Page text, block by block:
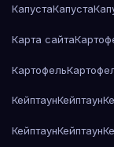
КапустаКапуста
Карта сайта
Картофель
КейптаунКейптаун
КейптаунКейптаун